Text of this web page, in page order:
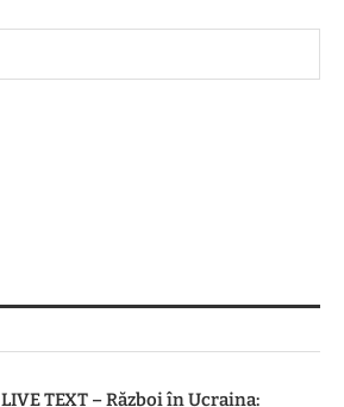
LIVE TEXT – Război în Ucraina: